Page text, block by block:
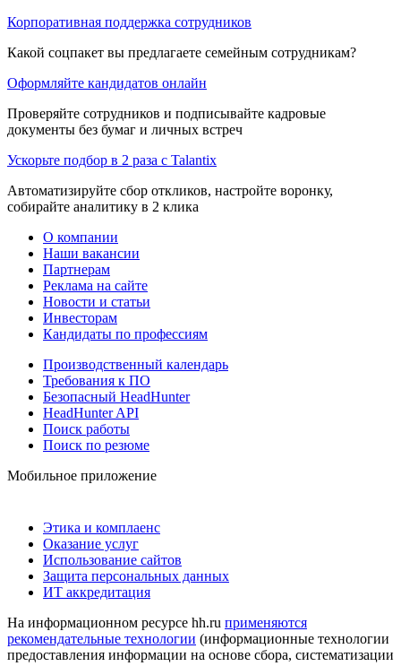
Корпоративная поддержка сотрудников
Какой соцпакет вы предлагаете семейным сотрудникам?
Оформляйте кандидатов онлайн
Проверяйте сотрудников и подписывайте кадровые
документы без бумаг и личных встреч
Ускорьте подбор в 2 раза с Talantix
Автоматизируйте сбор откликов, настройте воронку,
собирайте аналитику в 2 клика
О компании
Наши вакансии
Партнерам
Реклама на сайте
Новости и статьи
Инвесторам
Кандидаты по профессиям
Производственный календарь
Требования к ПО
Безопасный HeadHunter
HeadHunter API
Поиск работы
Поиск по резюме
Мобильное приложение
Этика и комплаенс
Оказание услуг
Использование сайтов
Защита персональных данных
ИТ аккредитация
На информационном ресурсе hh.ru применяются
рекомендательные технологии (информационные технологии
предоставления информации на основе сбора, систематизации